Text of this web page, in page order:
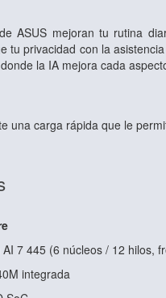
ASUS mejoran tu rutina
tu privacidad con la
la IA mejora cada
una carga rápida que le
7 445 (6 núcleos / 12 hilos,
integrada